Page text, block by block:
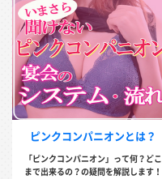
ピンクコンパニオンとは？
「ピンクコンパニオン」って何？どこ
まで出来るの？の疑問を解説します！